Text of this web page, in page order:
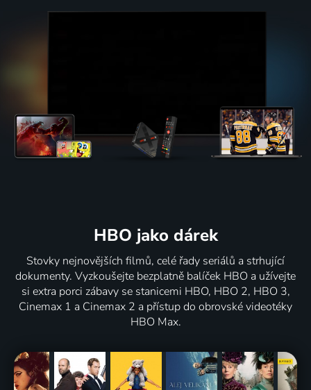
HBO jako dárek
Stovky nejnovějších filmů, celé řady seriálů a strhující
dokumenty. Vyzkoušejte bezplatně balíček HBO a užívejte
si extra porci zábavy se stanicemi HBO, HBO 2, HBO 3,
Cinemax 1 a Cinemax 2 a přístup do obrovské videotéky
HBO Max.